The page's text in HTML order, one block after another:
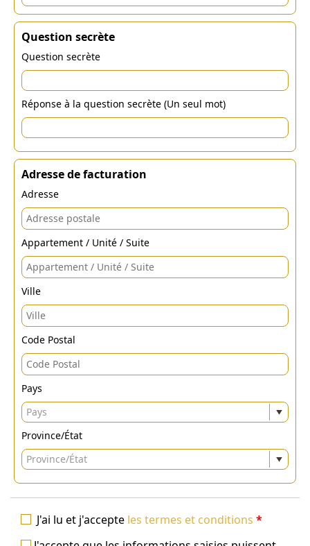
Question secrète
Question secrète
Réponse à la question secrète (Un seul mot)
Adresse de facturation
Adresse
Appartement / Unité / Suite
Ville
Code Postal
Pays
Pays
Province/État
Province/État
J'ai lu et j'accepte les termes et conditions *